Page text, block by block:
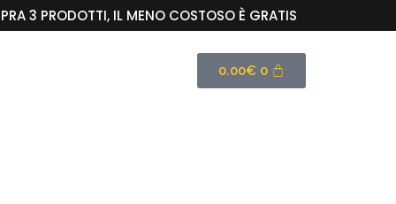
3 PRODOTTI, IL MENO COSTOSO È GRATIS
0.00€ 0